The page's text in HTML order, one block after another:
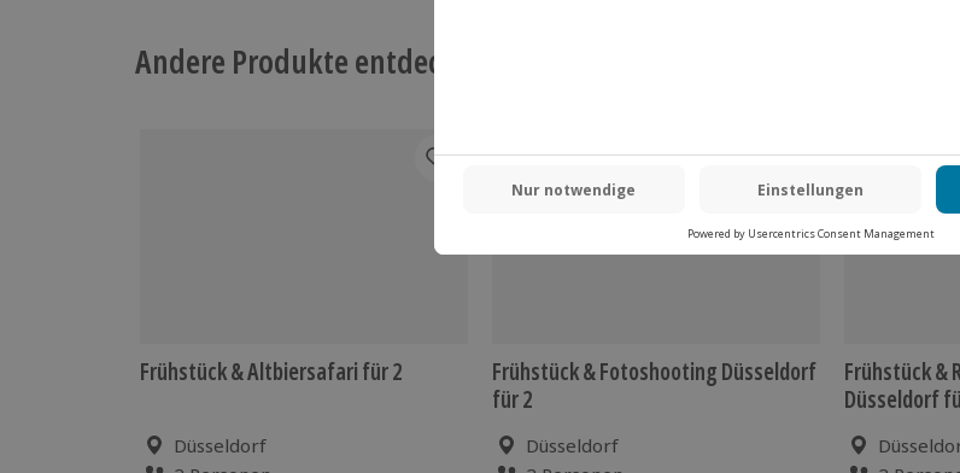
Andere Produkte entdecken
Frühstück & Altbiersafari für 2
Düsseldorf
Frühstück & Fotoshooting Düsseldorf
für 2
Düsseldorf
Frühstück &
Düsseldorf